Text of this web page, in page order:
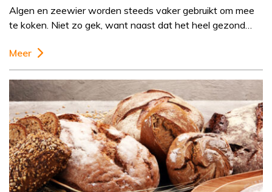
Algen en zeewier worden steeds vaker gebruikt om mee
te koken. Niet zo gek, want naast dat het heel gezond…
Meer